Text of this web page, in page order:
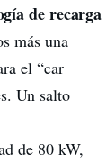
de recarga
más una
el “car
Un salto
de 80 kW,